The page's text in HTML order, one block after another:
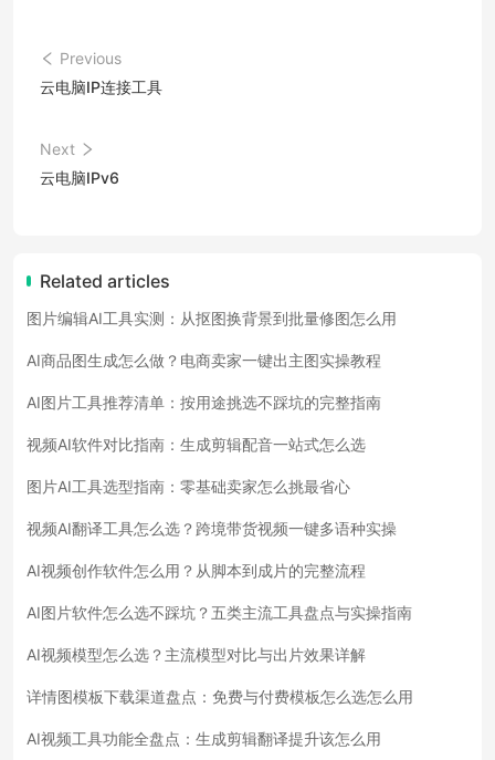
Previous
云电脑IP连接工具
Next
云电脑IPv6
Related articles
图片编辑AI工具实测：从抠图换背景到批量修图怎么用
AI商品图生成怎么做？电商卖家一键出主图实操教程
AI图片工具推荐清单：按用途挑选不踩坑的完整指南
视频AI软件对比指南：生成剪辑配音一站式怎么选
图片AI工具选型指南：零基础卖家怎么挑最省心
视频AI翻译工具怎么选？跨境带货视频一键多语种实操
AI视频创作软件怎么用？从脚本到成片的完整流程
AI图片软件怎么选不踩坑？五类主流工具盘点与实操指南
AI视频模型怎么选？主流模型对比与出片效果详解
详情图模板下载渠道盘点：免费与付费模板怎么选怎么用
AI视频工具功能全盘点：生成剪辑翻译提升该怎么用